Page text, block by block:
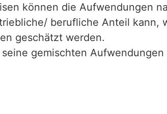
können die Aufwendungen
berufliche Anteil kann,
geschätzt werden.
gemischten